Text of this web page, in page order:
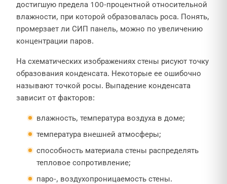
достигшую предела 100-процентной относительной
влажности, при которой образовалась роса. Понять,
промерзает ли СИП панель, можно по увеличению
концентрации паров.
На схематических изображениях стены рисуют точку
образования конденсата. Некоторые ее ошибочно
называют точкой росы. Выпадение конденсата
зависит от факторов:
влажность, температура воздуха в доме;
температура внешней атмосферы;
способность материала стены распределять
тепловое сопротивление;
паро-, воздухопроницаемость стены.